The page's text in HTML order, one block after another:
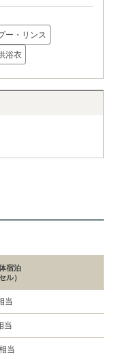
ー・リンス
浴衣
宿泊
ル）
当
当
当